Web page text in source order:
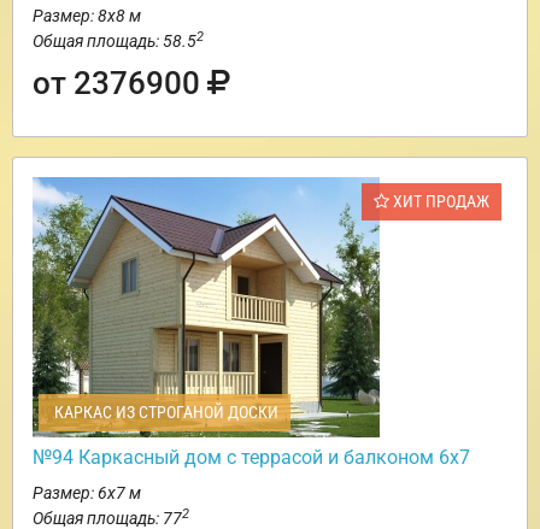
Размер: 8х8 м
Общая площадь: 58.52
от 2376900
ХИТ ПРОДАЖ
КАРКАС ИЗ СТРОГАНОЙ ДОСКИ
№94 Каркасный дом с террасой и балконом 6х7
Размер: 6х7 м
Общая площадь: 772